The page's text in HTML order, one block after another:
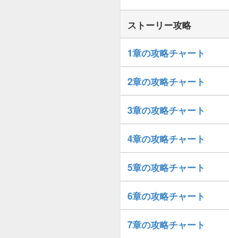
ストーリー攻略
1章の攻略チャート
2章の攻略チャート
3章の攻略チャート
4章の攻略チャート
5章の攻略チャート
6章の攻略チャート
7章の攻略チャート